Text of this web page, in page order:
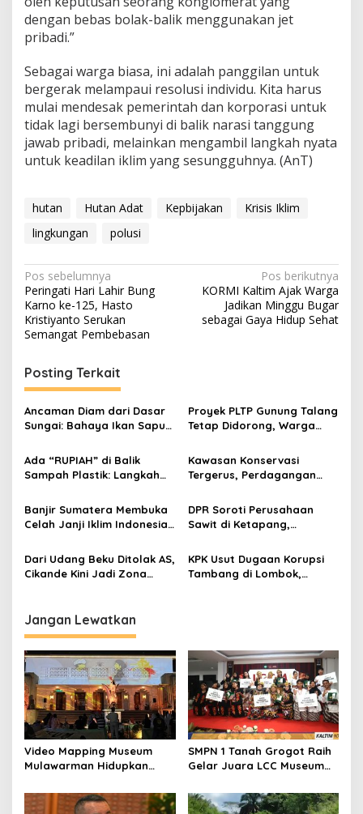
dengan bebas bolak-balik menggunakan jet
pribadi.”
Sebagai warga biasa, ini adalah panggilan untuk
bergerak melampaui resolusi individu. Kita harus
mulai mendesak pemerintah dan korporasi untuk
tidak lagi bersembunyi di balik narasi tanggung
jawab pribadi, melainkan mengambil langkah nyata
untuk keadilan iklim yang sesungguhnya. (AnT)
hutan Hutan Adat Kepbijakan
Krisis Iklim
lingkungan
polusi
Navigasi
pos
Pos sebelumnya
Peringati Hari Lahir Bung
Karno ke-125, Hasto
Kristiyanto Serukan
Semangat Pembebasan
Pos berikutnya
KORMI Kaltim Ajak Warga
Jadikan Minggu Bugar
sebagai Gaya Hidup Sehat
Posting Terkait
Ancaman Diam dari Dasar
Sungai: Bahaya Ikan Sapu-
Indonesia
Proyek PLTP Gunung Talang
Tetap Didorong, Warga
Lingkungan
Ada “RUPIAH” di Balik
Sampah Plastik: Langkah
Derawan Jaga Kelestarian
Laut
Kawasan Konservasi
Tergerus, Perdagangan
Krisis Keanekaragaman
Hayati Indonesia
Banjir Sumatera Membuka
Celah Janji Iklim Indonesia
DPR Soroti Perusahaan
Sawit di Ketapang,
untuk Rakyat
Dari Udang Beku Ditolak AS,
Cikande Kini Jadi Zona
KPK Usut Dugaan Korupsi
Tambang di Lombok,
Jangan Lewatkan
Video Mapping Museum
Mulawarman Hidupkan
Melenu
SMPN 1 Tanah Grogot Raih
Gelar Juara LCC Museum